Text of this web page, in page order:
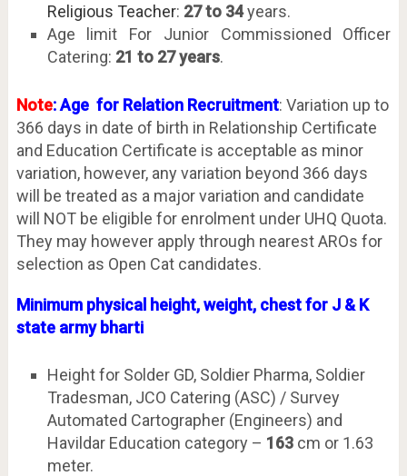
Religious Teacher: 27 to 34years.
Age limit For Junior Commissioned Officer
Catering: 21 to 27 years.
Note: Age for Relation Recruitment: Variation up to
366 days in date of birth in Relationship Certificate
and Education Certificate is acceptable as minor
variation, however, any variation beyond 366 days
will be treated as a major variation and candidate
will NOT be eligible for enrolment under UHQ Quota.
They may however apply through nearest AROs for
selection as Open Cat candidates.
Minimum physical height, weight, chest for J & K
state army bharti
Height for Solder GD, Soldier Pharma, Soldier
Tradesman, JCO Catering (ASC) / Survey
Automated Cartographer (Engineers) and
Havildar Education category – 163cm or 1.63
meter.